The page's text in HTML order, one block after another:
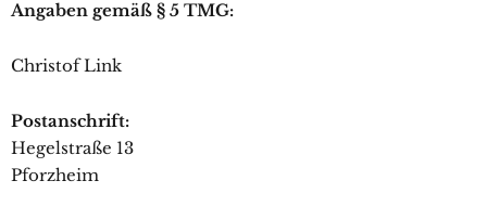
Angaben gemäß § 5 TMG:
Christof Link
Postanschrift:
Hegelstraße 13
Pforzheim